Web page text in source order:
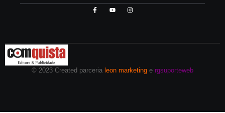
© 2023 Created parceria leon marketing e rgsuporteweb